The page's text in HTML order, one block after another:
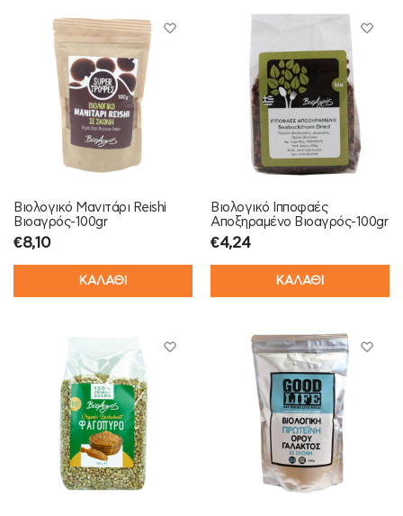
Βιολογικό Μανιτάρι Reishi
Βιοαγρός-100gr
€8,10
ΚΑΛΑΘΙ
Βιολογικό Ιπποφαές
Αποξηραμένο Βιοαγρός-100gr
€4,24
ΚΑΛΑΘΙ